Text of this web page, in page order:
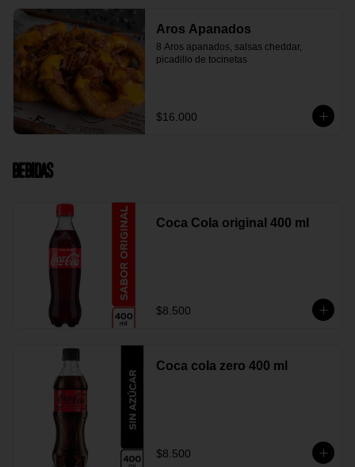
Aros Apanados
8 Aros apanados, salsas cheddar,
picadillo de tocinetas
$16.000
Bebidas
Coca Cola original 400 ml
$8.500
Coca cola zero 400 ml
$8.500